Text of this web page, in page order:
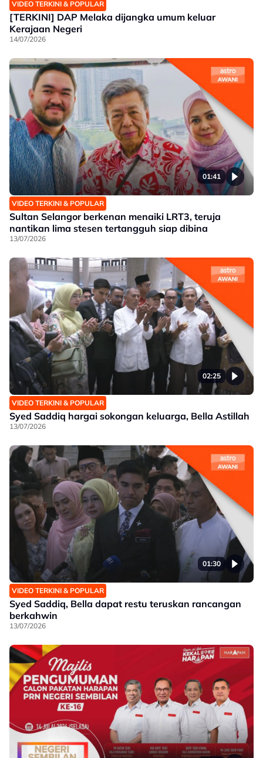
VIDEO TERKINI & POPULAR
[TERKINI] DAP Melaka dijangka umum keluar
Kerajaan Negeri
14/07/2026
01:41
VIDEO TERKINI & POPULAR
Sultan Selangor berkenan menaiki LRT3, teruja
nantikan lima stesen tertangguh siap dibina
13/07/2026
02:25
VIDEO TERKINI & POPULAR
Syed Saddiq hargai sokongan keluarga, Bella Astillah
13/07/2026
01:30
VIDEO TERKINI & POPULAR
Syed Saddiq, Bella dapat restu teruskan rancangan
berkahwin
13/07/2026